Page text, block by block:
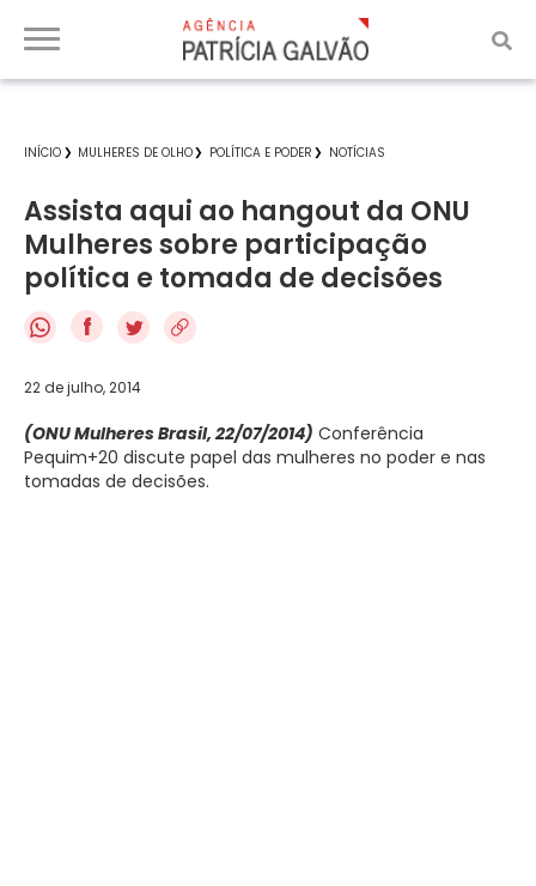
INÍCIO MULHERES DE OLHO POLÍTICA E PODER NOTÍCIAS
Assista aqui ao hangout da ONU
Mulheres sobre participação
política e tomada de decisões
f
22 de julho, 2014
(ONU Mulheres Brasil, 22/07/2014) Conferência
Pequim+20 discute papel das mulheres no poder e nas
tomadas de decisões.